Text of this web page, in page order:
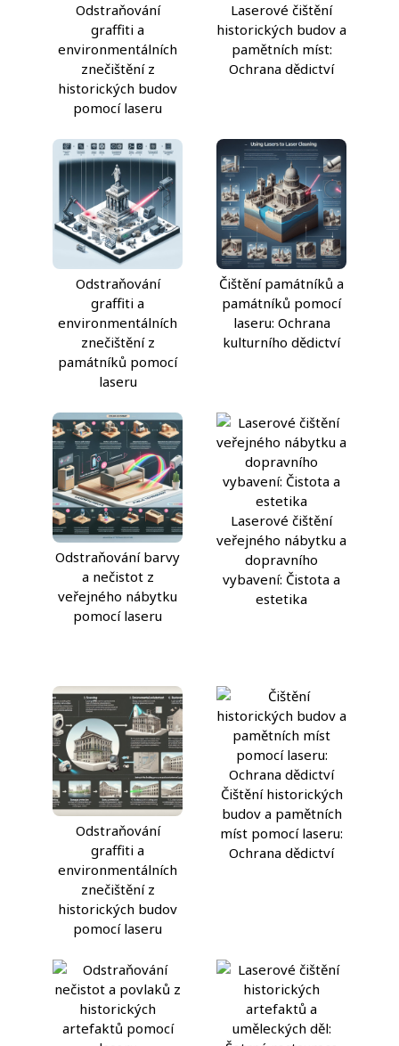
Odstraňování
graffiti a
environmentálních
znečištění z
historických budov
pomocí laseru
Laserové čištění
historických budov a
pamětních míst:
Ochrana dědictví
Odstraňování
graffiti a
environmentálních
znečištění z
památníků pomocí
laseru
Čištění památníků a
památníků pomocí
laseru: Ochrana
kulturního dědictví
Odstraňování barvy
a nečistot z
veřejného nábytku
pomocí laseru
Laserové čištění
veřejného nábytku a
dopravního
vybavení: Čistota a
estetika
Odstraňování
graffiti a
environmentálních
znečištění z
historických budov
pomocí laseru
Čištění historických
budov a pamětních
míst pomocí laseru:
Ochrana dědictví